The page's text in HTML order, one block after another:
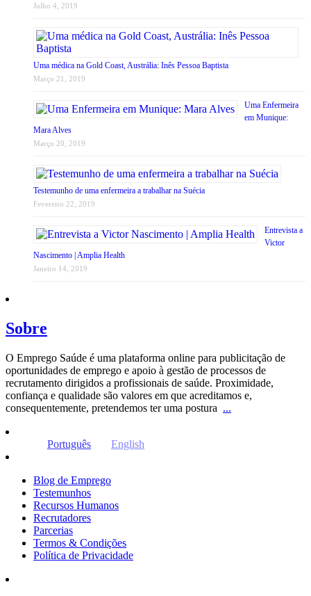
Julho 4, 2019
Uma médica na Gold Coast, Austrália: Inês Pessoa Baptista
Março 21, 2019
Uma Enfermeira
em Munique:
Mara Alves
Março 20, 2019
Testemunho de uma enfermeira a trabalhar na Suécia
Fevereiro 22, 2019
Entrevista a
Victor
Nascimento | Amplia Health
Janeiro 14, 2019
Sobre
O Emprego Saúde é uma plataforma online para publicitação de
oportunidades de emprego e apoio à gestão de processos de
recrutamento dirigidos a profissionais de saúde. Proximidade,
confiança e qualidade são valores em que acreditamos e,
consequentemente, pretendemos ter uma postura ...
Português English
Blog de Emprego
Testemunhos
Recursos Humanos
Recrutadores
Parcerias
Termos & Condições
Política de Privacidade